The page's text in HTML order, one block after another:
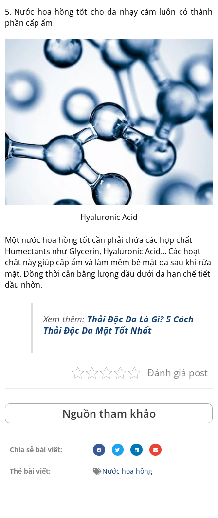
5. Nước hoa hồng tốt cho da nhạy cảm luôn có thành
phần cấp ẩm
Hyaluronic Acid
Một nước hoa hồng tốt cần phải chứa các hợp chất
Humectants như Glycerin, Hyaluronic Acid… Các hoạt
chất này giúp cấp ẩm và làm mềm bề mặt da sau khi rửa
mặt. Đồng thời cân bằng lượng dầu dưới da hạn chế tiết
dầu nhờn.
Xem thêm: Thải Độc Da Là Gì? 5 Cách
Thải Độc Da Mặt Tốt Nhất
Đánh giá post
Nguồn tham khảo
Chia sẻ bài viết:
Thẻ bài viết: Nước hoa hồng